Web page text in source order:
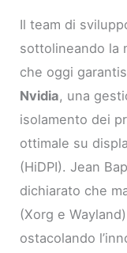
Il team di
sottolineando la
che oggi
Nvidia, una
isolamento dei
ottimale su
(HiDPI). Jean
dichiarato che
(Xorg e
ostacolando